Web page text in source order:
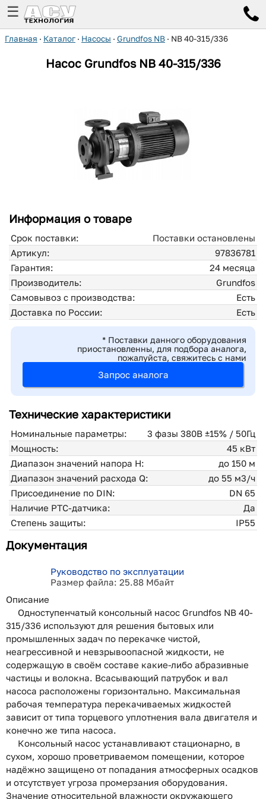
☰
Главная · Каталог · Насосы · Grundfos NB · NB 40-315/336
Насос Grundfos NB 40-315/336
Информация о товаре
Срок поставки:
Поставки остановлены
Артикул:
97836781
Гарантия:
24 месяца
Производитель:
Grundfos
Самовывоз с производства:
Есть
Доставка по России:
Есть
* Поставки данного оборудования
приостановленны, для подбора аналога,
пожалуйста, свяжитесь с нами
Запрос аналога
Технические характеристики
Номинальные параметры:
3 фазы 380В ±15% / 50Гц
Мощность:
45 кВт
Диапазон значений напора H:
до 150 м
Диапазон значений расхода Q:
до 55 м3/ч
Присоединение по DIN:
DN 65
Наличие PTC-датчика:
Да
Степень защиты:
IP55
Документация
Руководство по эксплуатации
Размер файла: 25.88 Мбайт
Описание
Одноступенчатый консольный насос Grundfos NB 40-
315/336 используют для решения бытовых или
промышленных задач по перекачке чистой,
неагрессивной и невзрывоопасной жидкости, не
содержащую в своём составе какие-либо абразивные
частицы и волокна. Всасывающий патрубок и вал
насоса расположены горизонтально. Максимальная
рабочая температура перекачиваемых жидкостей
зависит от типа торцевого уплотнения вала двигателя и
конечно же типа насоса.
Консольный насос устанавливают стационарно, в
сухом, хорошо проветриваемом помещении, которое
надёжно защищено от попадания атмосферных осадков
и отсутствует угроза промерзания оборудования.
Значение относительной влажности окружающего